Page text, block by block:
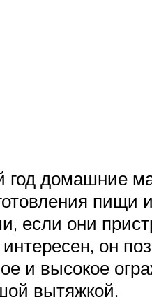
домашние
пищи
если они
он
и высокое
вытяжкой.